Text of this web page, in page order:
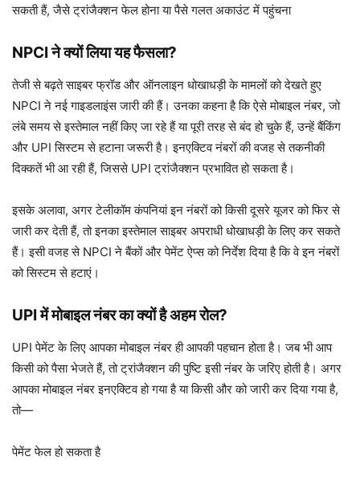
सकती हैं, जैसे ट्रांजैक्शन फेल होना या पैसे गलत अकाउंट में पहुंचना
NPCI ने क्यों लिया यह फैसला?
तेजी से बढ़ते साइबर फ्रॉड और ऑनलाइन धोखाधड़ी के मामलों को देखते हुए
NPCI ने नई गाइडलाइंस जारी की हैं। उनका कहना है कि ऐसे मोबाइल नंबर, जो
लंबे समय से इस्तेमाल नहीं किए जा रहे हैं या पूरी तरह से बंद हो चुके हैं, उन्हें बैंकिंग
और UPI सिस्टम से हटाना जरूरी है। इनएक्टिव नंबरों की वजह से तकनीकी
दिक्कतें भी आ रही हैं, जिससे UPI ट्रांजैक्शन प्रभावित हो सकता है।
इसके अलावा, अगर टेलीकॉम कंपनियां इन नंबरों को किसी दूसरे यूजर को फिर से
जारी कर देती हैं, तो इनका इस्तेमाल साइबर अपराधी धोखाधड़ी के लिए कर सकते
हैं। इसी वजह से NPCI ने बैंकों और पेमेंट ऐप्स को निर्देश दिया है कि वे इन नंबरों
को सिस्टम से हटाएं।
UPI में मोबाइल नंबर का क्यों है अहम रोल?
UPI पेमेंट के लिए आपका मोबाइल नंबर ही आपकी पहचान होता है। जब भी आप
किसी को पैसा भेजते हैं, तो ट्रांजैक्शन की पुष्टि इसी नंबर के जरिए होती है। अगर
आपका मोबाइल नंबर इनएक्टिव हो गया है या किसी और को जारी कर दिया गया है,
तो—
पेमेंट फेल हो सकता है